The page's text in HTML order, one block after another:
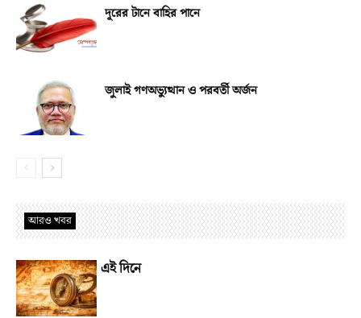
দূরের টানে বাহির পানে
জুলাই গণঅভ্যুত্থান ও পরবর্তী অর্জন
আরও খবর
এই দিনে